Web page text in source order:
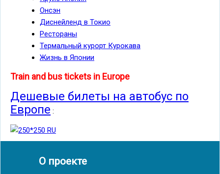
Онсэн
Диснейленд в Токио
Рестораны
Термальный курорт Курокава
Жизнь в Японии
Train and bus tickets in Europe
Дешевые билеты на автобус по
Европе :
О проекте